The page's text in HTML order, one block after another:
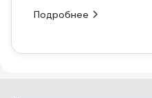
Подробнее